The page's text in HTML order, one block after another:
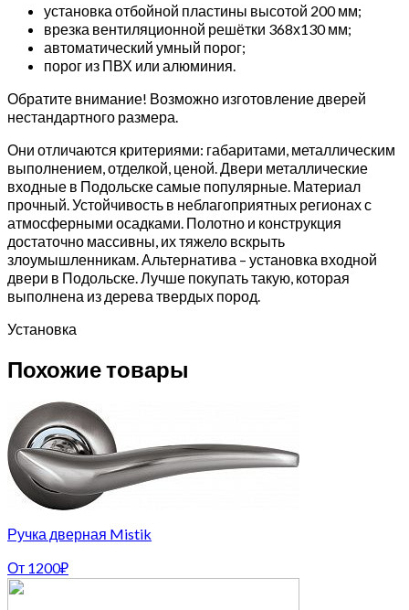
установка отбойной пластины высотой 200 мм;
врезка вентиляционной решётки 368х130 мм;
автоматический умный порог;
порог из ПВХ или алюминия.
Обратите внимание! Возможно изготовление дверей
нестандартного размера.
Они отличаются критериями: габаритами, металлическим
выполнением, отделкой, ценой. Двери металлические
входные в Подольске самые популярные. Материал
прочный. Устойчивость в неблагоприятных регионах с
атмосферными осадками. Полотно и конструкция
достаточно массивны, их тяжело вскрыть
злоумышленникам. Альтернатива – установка входной
двери в Подольске. Лучше покупать такую, которая
выполнена из дерева твердых пород.
Установка
Похожие товары
Ручка дверная Mistik
От 1200₽